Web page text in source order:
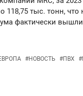
118,75 тыс. тонн, что
фактически
#НОВОСТЬ #ПВХ #